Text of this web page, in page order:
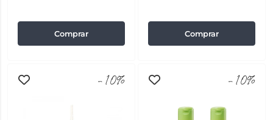
Comprar Comprar
-10% -10%